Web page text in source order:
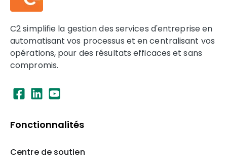
C2 simplifie la gestion des services d'entreprise en
automatisant vos processus et en centralisant vos
opérations, pour des résultats efficaces et sans
compromis.
Fonctionnalités
Centre de soutien